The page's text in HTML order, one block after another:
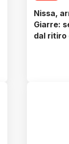
Nissa,
Giarre:
dal ritiro